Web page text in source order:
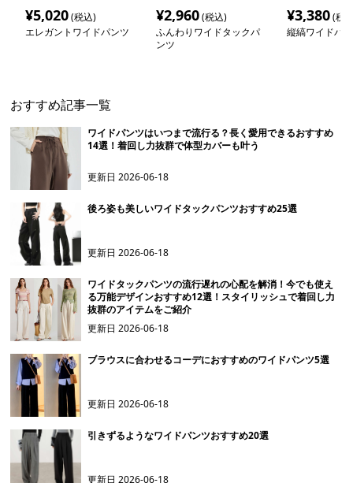
¥5,020(税込)
エレガントワイドパンツ
¥2,960(税込)
ふんわりワイドタックパ
ンツ
¥3,380(税
縦縞ワイドパ
おすすめ記事一覧
ワイドパンツはいつまで流行る？長く愛用できるおすすめ
14選！着回し力抜群で体型カバーも叶う
更新日2026-06-18
後ろ姿も美しいワイドタックパンツおすすめ25選
更新日2026-06-18
ワイドタックパンツの流行遅れの心配を解消！今でも使え
る万能デザインおすすめ12選！スタイリッシュで着回し力
抜群のアイテムをご紹介
更新日2026-06-18
ブラウスに合わせるコーデにおすすめのワイドパンツ5選
更新日2026-06-18
引きずるようなワイドパンツおすすめ20選
更新日2026-06-18